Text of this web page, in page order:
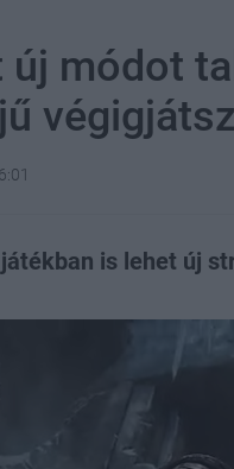
új módot
is lehet új